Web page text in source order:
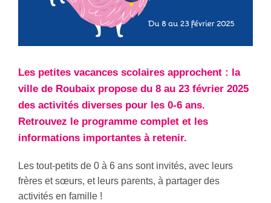
Les petites vacances scolaires approchent : la
ville de Roubaix propose du 8 au 23 février 2025
des activités diverses pour les 0-6 ans.
Retrouvez le programme complet et les
informations importantes à retenir.
Les tout-petits de 0 à 6 ans sont invités, avec leurs
frères et sœurs, et leurs parents, à partager des
activités en famille !